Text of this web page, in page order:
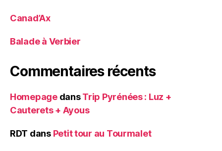
Canad’Ax
Balade à Verbier
Commentaires récents
HomepagedansTrip Pyrénées : Luz +
Cauterets + Ayous
RDT dans Petit tour au Tourmalet